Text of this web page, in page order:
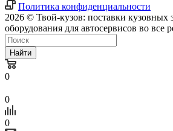
Политика конфиденциальности
2026 © Твой-кузов: поставки кузовных
оборудования для автосервисов во все
Найти
0
0
0